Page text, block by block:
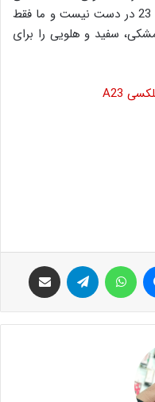
در مورد زمان عرضه و قیمت گلکسی ای 23 در دست نیست و ما فقط
سفید و هلویی را برای